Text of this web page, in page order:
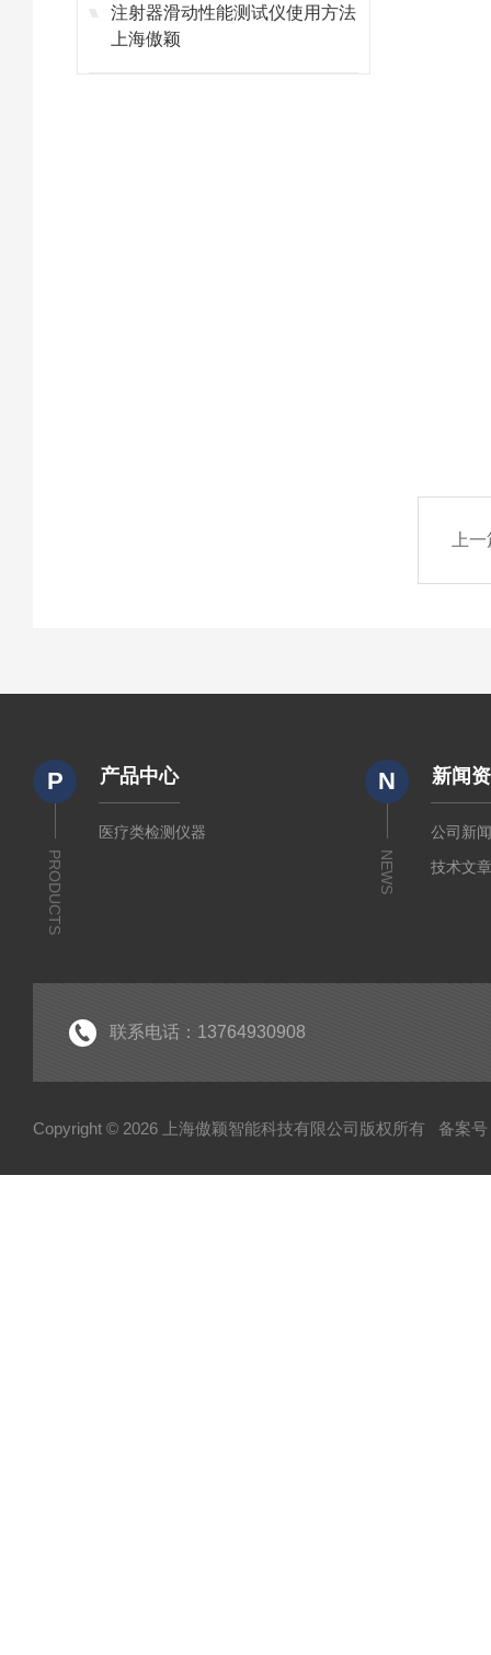
注射器滑动性能测试仪使用方法
上海傲颖
上
P
PRODUCTS
产品中心
医疗类检测仪器
N
NEWS
新闻
公司新
技术文
联系电话：13764930908
Copyright © 2026 上海傲颖智能科技有限公司版权所有 备案号